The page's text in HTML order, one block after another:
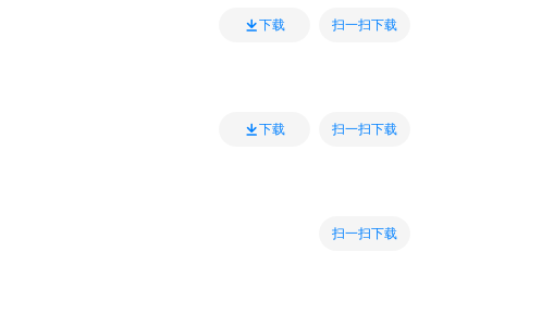
下载 扫一扫下载
下载 扫一扫下载
扫一扫下载